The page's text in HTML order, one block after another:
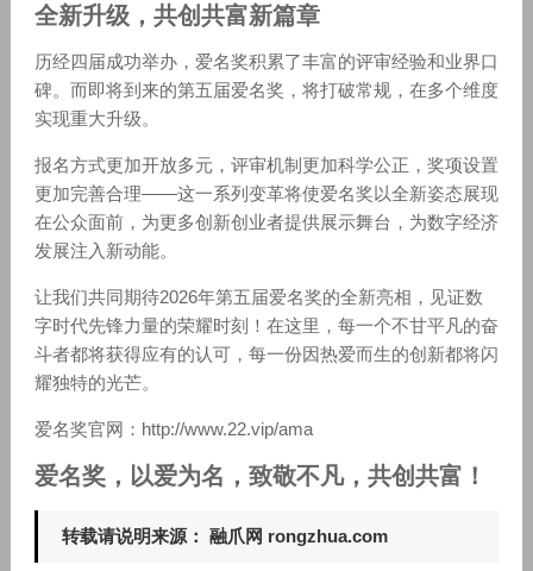
全新升级，共创共富新篇章
历经四届成功举办，爱名奖积累了丰富的评审经验和业界口
碑。而即将到来的第五届爱名奖，将打破常规，在多个维度
实现重大升级。
报名方式更加开放多元，评审机制更加科学公正，奖项设置
更加完善合理——这一系列变革将使爱名奖以全新姿态展现
在公众面前，为更多创新创业者提供展示舞台，为数字经济
发展注入新动能。
让我们共同期待2026年第五届爱名奖的全新亮相，见证数
字时代先锋力量的荣耀时刻！在这里，每一个不甘平凡的奋
斗者都将获得应有的认可，每一份因热爱而生的创新都将闪
耀独特的光芒。
爱名奖官网：http://www.22.vip/ama
爱名奖，以爱为名，致敬不凡，共创共富！
转载请说明来源： 融爪网 rongzhua.com